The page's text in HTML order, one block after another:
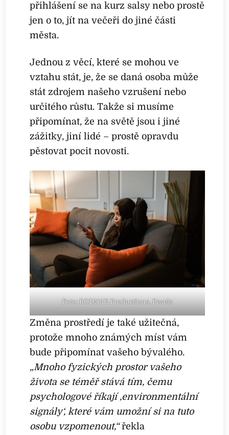
přihlášení se na kurz salsy nebo prostě
jen o to, jít na večeři do jiné části
města.
Jednou z věcí, které se mohou ve
vztahu stát, je, že se daná osoba může
stát zdrojem našeho vzrušení nebo
určitého růstu. Takže si musíme
připomínat, že na světě jsou i jiné
zážitky, jiní lidé – prostě opravdu
pěstovat pocit novosti.
Foto: RODNAE Productions, Pexels
Změna prostředí je také užitečná,
protože mnoho známých míst vám
bude připomínat vašeho bývalého.
„Mnoho fyzických prostor vašeho
života se téměř stává tím, čemu
psychologové říkají ‚environmentální
signály‘, které vám umožní si na tuto
osobu vzpomenout,“řekla